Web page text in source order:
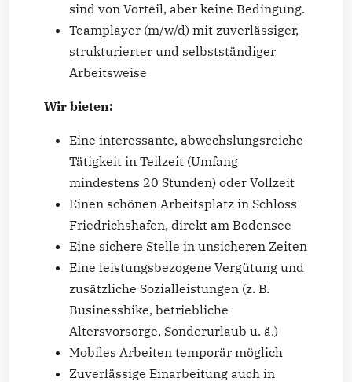
sind von Vorteil, aber keine Bedingung.
Teamplayer (m/w/d) mit zuverlässiger,
strukturierter und selbstständiger
Arbeitsweise
Wir bieten:
Eine interessante, abwechslungsreiche
Tätigkeit in Teilzeit (Umfang
mindestens 20 Stunden) oder Vollzeit
Einen schönen Arbeitsplatz in Schloss
Friedrichshafen, direkt am Bodensee
Eine sichere Stelle in unsicheren Zeiten
Eine leistungsbezogene Vergütung und
zusätzliche Sozialleistungen (z. B.
Businessbike, betriebliche
Altersvorsorge, Sonderurlaub u. ä.)
Mobiles Arbeiten temporär möglich
Zuverlässige Einarbeitung auch in